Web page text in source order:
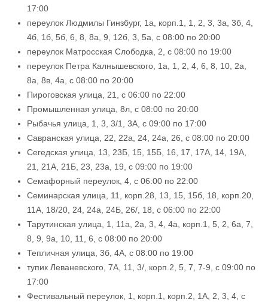
17:00
переулок Людмилы Гинзбург, 1а, корп.1, 1, 2, 3, 3а, 3б, 4,
4б, 1б, 5б, 6, 8, 8а, 9, 12б, 3, 5а, с 08:00 по 20:00
переулок Матросская Слободка, 2, с 08:00 по 19:00
переулок Петра Калнышевского, 1а, 1, 2, 4, 6, 8, 10, 2а,
8а, 8в, 4а, с 08:00 по 20:00
Пироговская улица, 21, с 06:00 по 22:00
Промышленная улица, 8л, с 08:00 по 20:00
Рыбачья улица, 1, 3, 3/1, 3А, с 09:00 по 17:00
Савранская улица, 22, 22а, 24, 24а, 26, с 08:00 по 20:00
Сегедская улица, 13, 23Б, 15, 15Б, 16, 17, 17А, 14, 19А,
21, 21А, 21Б, 23, 23а, 19, с 09:00 по 19:00
Семафорный переулок, 4, с 06:00 по 22:00
Семинарская улица, 11, корп.28, 13, 15, 15б, 18, корп.20,
11А, 18/20, 24, 24а, 24Б, 26/, 18, с 06:00 по 22:00
Тарутинская улица, 1, 11а, 2а, 3, 4, 4а, корп.1, 5, 2, 6а, 7,
8, 9, 9а, 10, 11, 6, с 08:00 по 20:00
Тепличная улица, 3б, 4А, с 08:00 по 19:00
тупик Леваневского, 7А, 11, 3/, корп.2, 5, 7, 7-9, с 09:00 по
17:00
Фестивальный переулок, 1, корп.1, корп.2, 1А, 2, 3, 4, с